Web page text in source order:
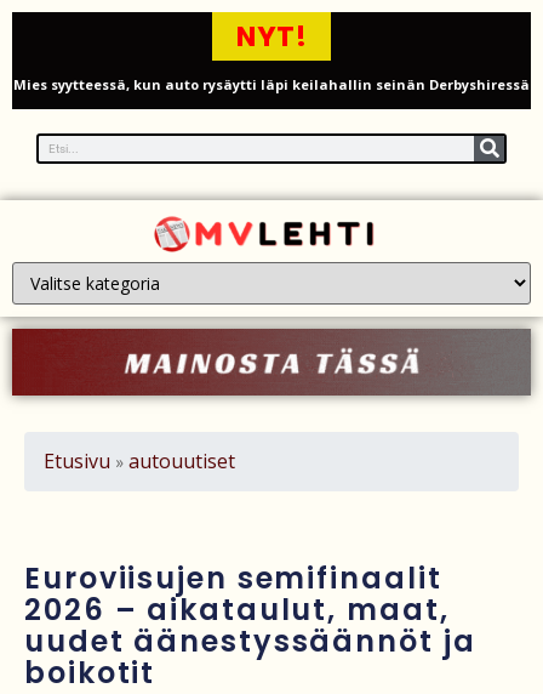
NYT!
Mies syytteessä, kun auto rysäytti läpi keilahallin seinän Derbyshiressä
New Yorkin NBA-mestaruusjuhlat riistäytyivät käsistä – teini ammuttiin
ja busseja sytytettiin tuleen Manhattanilla
Kimi ja Minttu Räikkönen juhlivat 10-vuotishääpäiväänsä – näin F1-
Nigel Farage vaatii ulkomaalaisten sulkemista pois sosiaalisesta
Justin Trudeau puolustautuu kritiikiltä – valitsi Katy Perryn
Turistijuna kaatui Cártaman tapasjuhlilla – 17 loukkaantui Espanjassa
Työläistaustainen kansanedustaja avaa 30-vuotisen taistelunsa
Etusivu » autouutiset
Euroviisujen semifinaalit
2026 – aikataulut, maat,
uudet äänestyssäännöt ja
boikotit